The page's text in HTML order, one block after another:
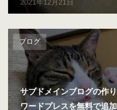
2021年12月21日
ブログ
サブドメインブログの作
ワードプレスを無料で追